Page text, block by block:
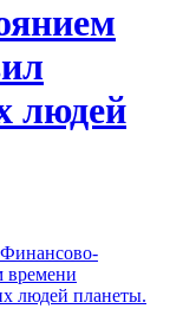
людей
времени
людей планеты.